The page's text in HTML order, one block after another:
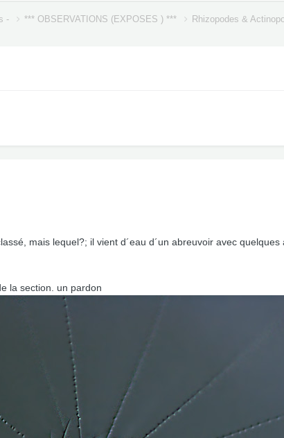
- *** OBSERVATIONS (EXPOSES ) *** Rhizopodes &
mais lequel?; il vient d´eau d´un abreuvoir avec
la section. un pardon